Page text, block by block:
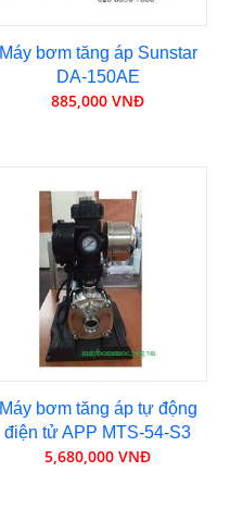
Máy bơm tăng áp Sunstar
DA-150AE
885,000 VNĐ
Máy bơm tăng áp tự động
điện tử APP MTS-54-S3
5,680,000 VNĐ